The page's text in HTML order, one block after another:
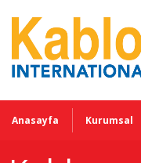
Anasayfa Kurumsal